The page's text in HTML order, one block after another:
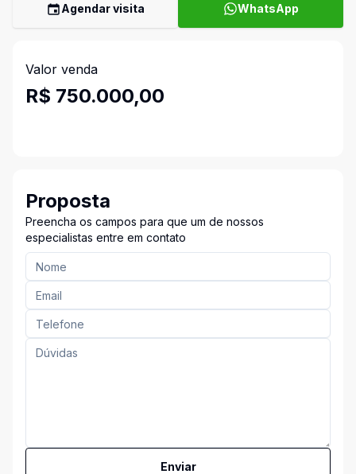
Agendar visita WhatsApp
Valor venda
R$ 750.000,00
Proposta
Preencha os campos para que um de nossos
especialistas entre em contato
Enviar